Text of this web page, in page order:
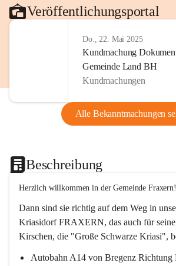
Veröffentlichungsportal
Do., 22. Mai 2025
Kundmachung
Gemeinde Land BH
Kundmachungen
Alle Bekanntmachungen
Beschreibung
Herzlich willkommen in der Gemeinde Fraxern!
Dann sind sie richtig auf dem Weg in
Kriasidorf FRAXERN, das auch für seine
Kirschen, die "Große Schwarze Kriasi",
Autobahn A14 von Bregenz Richtung